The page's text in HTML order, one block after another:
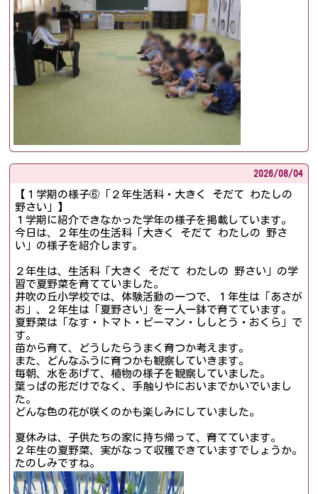
2026/08/04
【１学期の様子⑥「２年生活科・大きく そだて わたしの
野さい」】
１学期に紹介できなかった学年の様子を掲載しています。
今日は、２年生の生活科「大きく そだて わたしの 野さ
い」の様子を紹介します。
２年生は、生活科「大きく そだて わたしの 野さい」の学
習で夏野菜を育てていました。
井吹の丘小学校では、体験活動の一つで、１年生は「あさが
お」、２年生は「夏野さい」を一人一鉢で育てています。
夏野菜は「なす・トマト・ピーマン・ししとう・おくら」で
す。
苗から育て、どうしたらうまく育つか考えます。
また、どんなふうに育つかも観察していきます。
毎朝、水をあげて、植物の様子を観察していました。
葉っぱの形だけでなく、手触りやにおいまでかいでいまし
た。
どんな色の花が咲くのかも楽しみにしていました。
夏休みは、子供たちの家に持ち帰って、育てています。
２年生の夏野菜、実がなって収穫できていますでしょうか。
たのしみですね。